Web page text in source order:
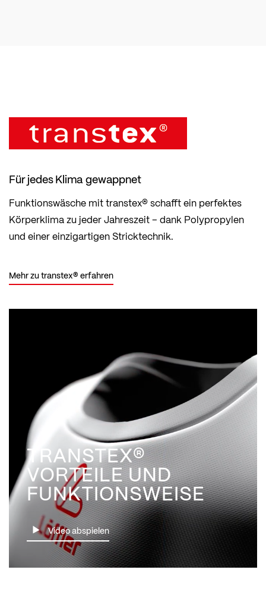
TRANSTEX®
VORTEILE UND
FUNKTIONSWEISE
Video abspielen
Für jedes Klima gewappnet
Funktionswäsche mit transtex® schafft ein perfektes
Körperklima zu jeder Jahreszeit – dank Polypropylen
und einer einzigartigen Stricktechnik.
Mehr zu transtex® erfahren